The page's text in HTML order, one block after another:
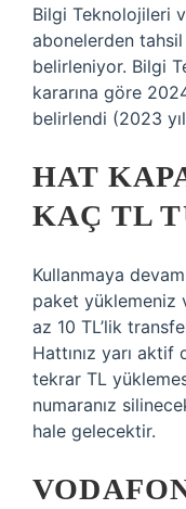
Bilgi Teknolojileri
abonelerden tahsil
belirleniyor. Bilgi
kararına göre
belirlendi (2023
HAT
KAÇ TL
Kullanmaya
paket yüklemeniz
az 10 TL’lik
Hattınız yarı
tekrar TL
numaranız
hale gelecektir.